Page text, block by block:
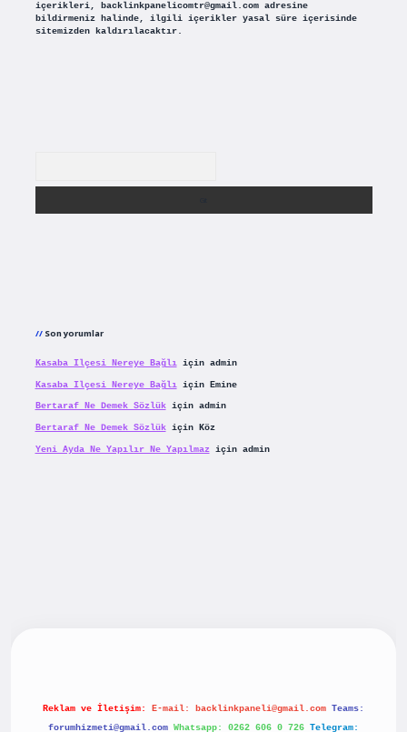
içerikleri, backlinkpanelicomtr@gmail.comadresine
bildirmeniz halinde, ilgili içerikler yasal süre içerisinde
sitemizden kaldırılacaktır.
Son yorumlar
Kasaba Ilçesi Nereye Bağlıiçin admin
Kasaba Ilçesi Nereye Bağlıiçin Emine
Bertaraf Ne Demek Sözlükiçin admin
Bertaraf Ne Demek Sözlükiçin Köz
Yeni Ayda Ne Yapılır Ne Yapılmaziçin admin
Reklam ve İletişim: E-mail: backlinkpaneli@gmail.com Teams:
forumhizmeti@gmail.com Whatsapp: 0262 606 0 726 Telegram: